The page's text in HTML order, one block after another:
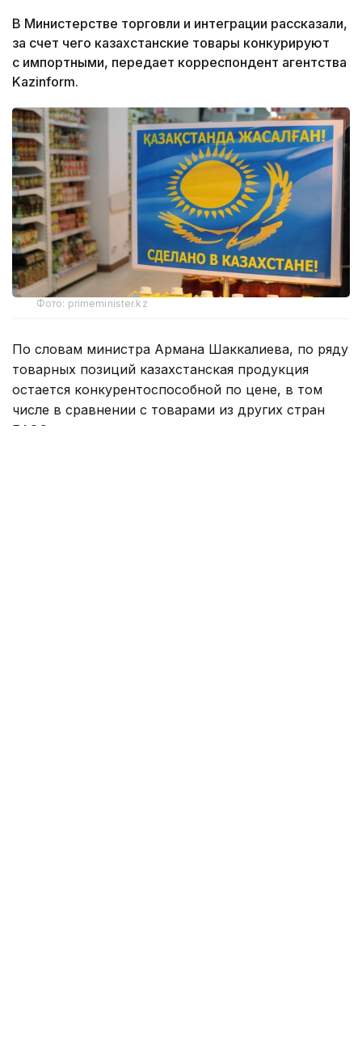
В Министерстве торговли и интеграции рассказали,
за счет чего казахстанские товары конкурируют
с импортными, передает корреспондент агентства
Kazinform.
Фото: primeminister.kz
По словам министра Армана Шаккалиева, по ряду
товарных позиций казахстанская продукция
остается конкурентоспособной по цене, в том
числе в сравнении с товарами из других стран
ЕАЭС.